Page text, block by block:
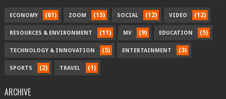
ECONOMY (61) ZOOM (15) SOCIAL (12) VIDEO (12)
RESOURCES & ENVIRONMENT (11) MV (9) EDUCATION (5)
TECHNOLOGY & INNOVATION (5) ENTERTAINMENT (3)
SPORTS (2) TRAVEL (1)
ARCHIVE